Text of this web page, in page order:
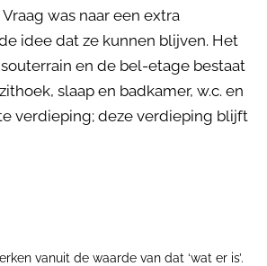
was naar een extra
idee dat ze kunnen blijven. Het
en de bel-etage bestaat
slaap en badkamer, w.c. en
verdieping; deze verdieping blijft
vanuit de waarde van dat ‘wat er is’.